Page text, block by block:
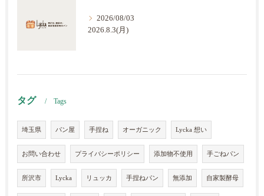
2026/08/03
2026.8.3(月)
タグ Tags
埼玉県 パン屋 手捏ね オーガニック Lycka 想い
お問い合わせ プライバシーポリシー 添加物不使用 手ごねパン
所沢市 Lycka リュッカ 手捏ねパン 無添加 自家製酵母